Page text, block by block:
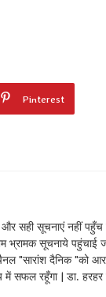
Pinterest
सही सूचनाएं नहीं पहुँच
भ्रामक सूचनाये पहुंचाई
"सारांश दैनिक "को
सफल रहूँगा | डा. हरहर